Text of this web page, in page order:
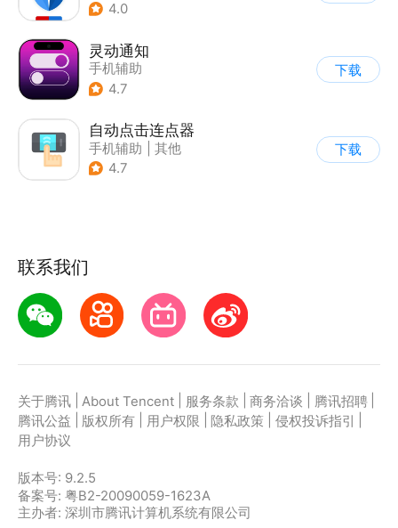
4.0
灵动通知
手机辅助
4.7
下载
自动点击连点器
手机辅助
其他
4.7
下载
联系我们
关于腾讯 About Tencent 服务条款 商务洽谈 腾讯招聘
腾讯公益
版权所有 用户权限 隐私政策 侵权投诉指引
用户协议
版本号: 9.2.5
备案号: 粤B2-20090059-1623A
主办者: 深圳市腾讯计算机系统有限公司